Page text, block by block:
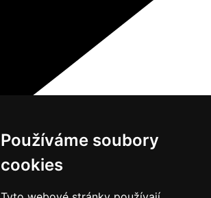
Používáme soubory
cookies